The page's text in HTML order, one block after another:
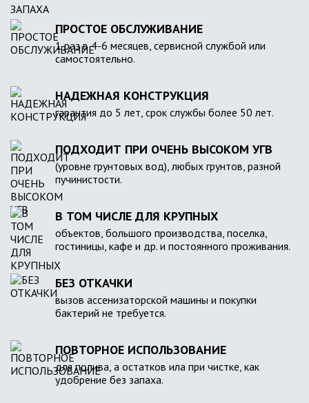
ПРОСТОЕ ОБСЛУЖИВАНИЕ
1 раз в 4-6 месяцев, сервисной службой или
самостоятельно.
НАДЕЖНАЯ КОНСТРУКЦИЯ
гарантия до 5 лет, срок службы более 50 лет.
ПОДХОДИТ ПРИ ОЧЕНЬ ВЫСОКОМ УГВ
(уровне грунтовых вод), любых грунтов, разной
пучинистости.
В ТОМ ЧИСЛЕ ДЛЯ КРУПНЫХ
объектов, большого производства, поселка,
гостиницы, кафе и др. и постоянного проживания.
БЕЗ ОТКАЧКИ
вызов ассенизаторской машины и покупки
бактерий не требуется.
ПОВТОРНОЕ ИСПОЛЬЗОВАНИЕ
для полива, а остатков ила при чистке, как
удобрение без запаха.